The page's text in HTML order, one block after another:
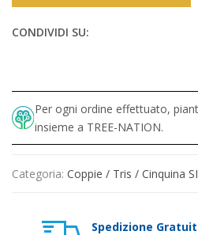
CONDIVIDI SU:
Per ogni ordine effettuato,
insieme a TREE-NATION.
Categoria: Coppie / Tris / Cinquina
Spedizione